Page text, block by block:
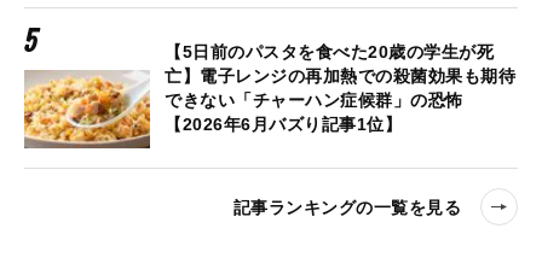
【5日前のパスタを食べた20歳の学生が死
亡】電子レンジの再加熱での殺菌効果も期待
できない「チャーハン症候群」の恐怖
【2026年6月バズり記事1位】
記事ランキングの一覧を見る